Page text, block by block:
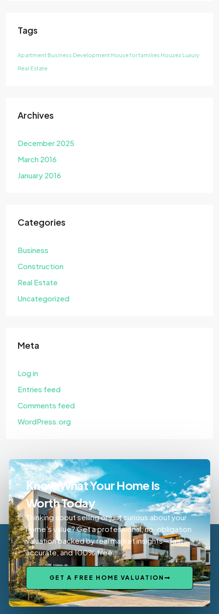
Tags
Apartment Business Development House for families Houzez Luxury
Real Estate
Archives
December 2025
March 2016
January 2016
Categories
Business
Construction
Real Estate
Uncategorized
Meta
Log in
Entries feed
Comments feed
WordPress.org
Know What Your Home Is
Worth Today
Thinking about selling or just curious about your
home’s value? Get a professional, no-obligation
valuation backed by real market insights—fast,
accurate, and 100% free.
GET A FREE HOME VALUATION